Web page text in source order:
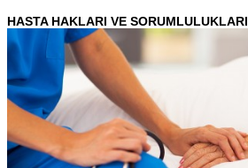
HASTA HAKLARI VE SORUMLULUKLARI